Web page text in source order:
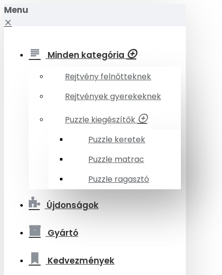
Menu
Minden kategória
Rejtvény felnőtteknek
Rejtvények gyerekeknek
Puzzle kiegészítők
Puzzle keretek
Puzzle matrac
Puzzle ragasztó
Újdonságok
Gyártó
Kedvezmények